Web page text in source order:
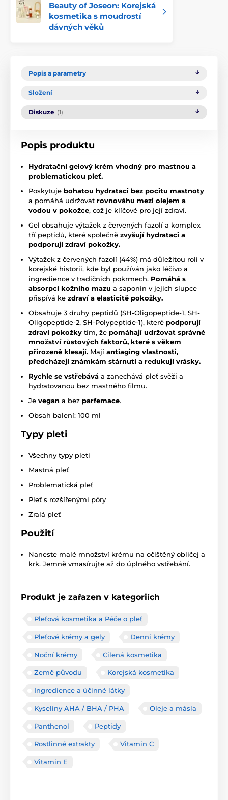
Beauty of Joseon: Korejská
kosmetika s moudrostí
dávných věků
Popis a parametry
Složení
Diskuze (1)
Popis produktu
Hydratační gelový krém vhodný pro mastnou a
problematickou pleť.
Poskytuje bohatou hydrataci bez pocitu mastnoty
a pomáhá udržovat rovnováhu mezi olejem a
vodou v pokožce, což je klíčové pro její zdraví.
Gel obsahuje výtažek z červených fazolí a komplex
tří peptidů, které společně zvyšují hydrataci a
podporují zdraví pokožky.
Výtažek z červených fazolí (44%) má důležitou roli v
korejské historii, kde byl používán jako léčivo a
ingredience v tradičních pokrmech. Pomáhá s
absorpcí kožního mazu a saponin v jejich slupce
přispívá ke zdraví a elasticitě pokožky.
Obsahuje 3 druhy peptidů (SH-Oligopeptide-1, SH-
Oligopeptide-2, SH-Polypeptide-1), které podporují
zdraví pokožky tím, že pomáhají udržovat správné
množství růstových faktorů, které s věkem
přirozeně klesají. Mají antiaging vlastnosti,
předcházejí známkám stárnutí a redukují vrásky.
Rychle se vstřebává a zanechává pleť svěží a
hydratovanou bez mastného filmu.
Je vegan a bez parfemace.
Obsah balení: 100 ml
Typy pleti
Všechny typy pleti
Mastná pleť
Problematická pleť
Pleť s rozšířenými póry
Zralá pleť
Použití
Naneste malé množství krému na očištěný obličej a
krk. Jemně vmasírujte až do úplného vstřebání.
Produkt je zařazen v kategoriích
Pleťová kosmetika a Péče o pleť
Pleťové krémy a gely Denní krémy
Noční krémy Cílená kosmetika
Země původu Korejská kosmetika
Ingredience a účinné látky
Kyseliny AHA / BHA / PHA Oleje a másla
Panthenol Peptidy
Rostlinné extrakty Vitamin C
Vitamin E